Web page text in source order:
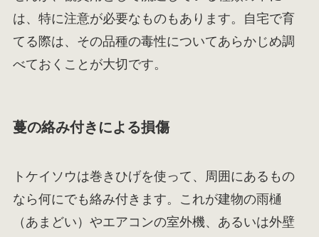
は、特に注意が必要なものもあります。自宅で育
てる際は、その品種の毒性についてあらかじめ調
べておくことが大切です。
蔓の絡み付きによる損傷
トケイソウは巻きひげを使って、周囲にあるもの
なら何にでも絡み付きます。これが建物の雨樋
（あまどい）やエアコンの室外機、あるいは外壁